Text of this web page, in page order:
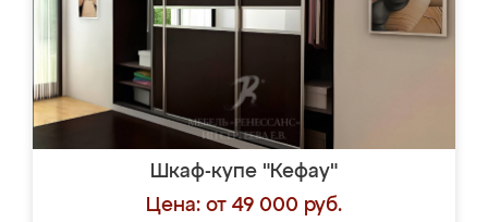
Шкаф-купе "Кефау"
Цена: от 49 000 руб.